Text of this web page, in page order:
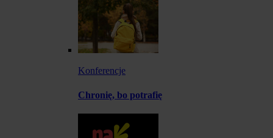
Konferencje
Chronię, bo potrafię